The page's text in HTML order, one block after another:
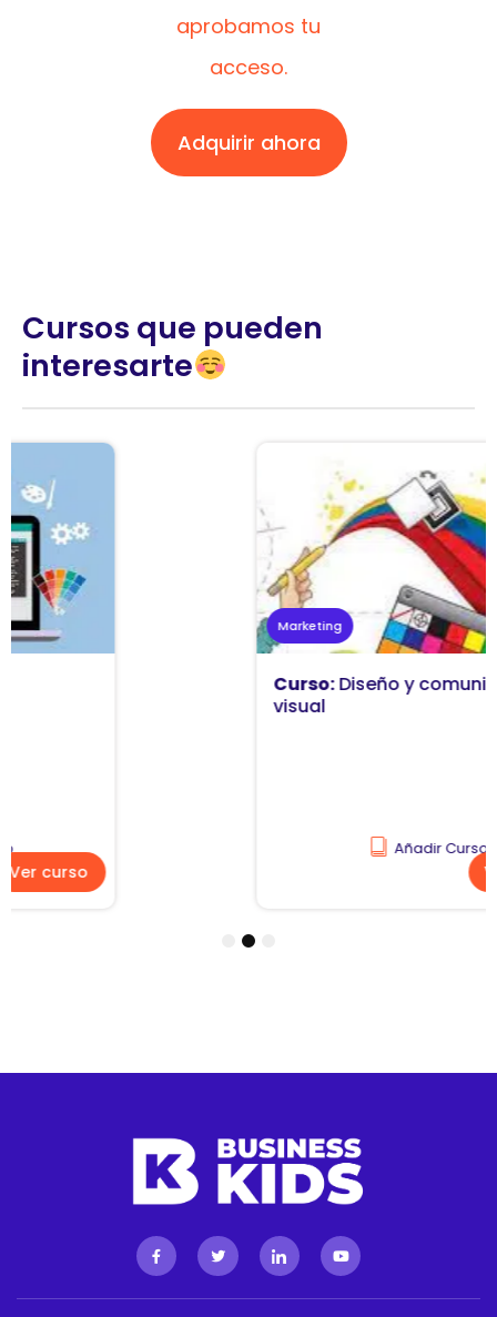
aprobamos tu
acceso.
Adquirir ahora
Cursos que pueden
interesarte
Diseño y comunicación